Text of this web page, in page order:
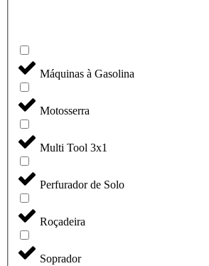
Máquinas à Gasolina
Motosserra
Multi Tool 3x1
Perfurador de Solo
Roçadeira
Soprador